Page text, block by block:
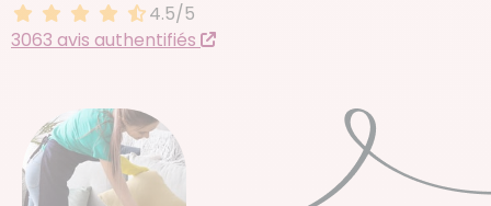
4.5 sur 5
4.5/5
3063 avis authentifiés